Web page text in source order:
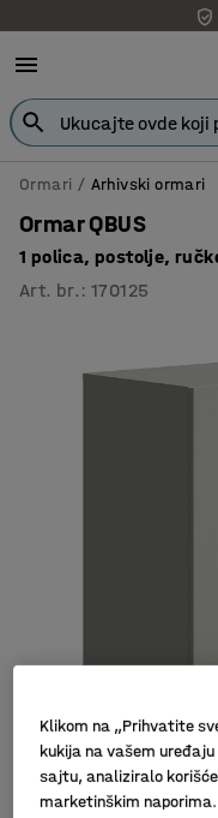
Ormari Arhivski ormari
Ormar QBUS
1 polica, postolje,
Art. br. :170125
Klikom na „Prihvatite
kukija na vašem
sajtu, analiziralo
marketinškim naporima.